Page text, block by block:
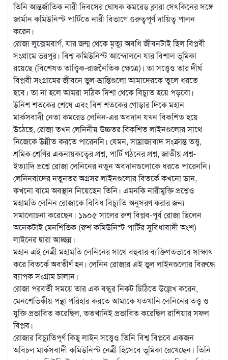
তিনি আন্তর্জাতিক নারী দিবসের ঘোষক কমরেড ক্লারা সেৎকিনের সঙ্গে
জার্মান কমিউনিস্ট পার্টিতে নারী বিভাগে গুরুত্বপূর্ণ দায়িত্ব পালন
করেন।
রোজা লুক্সেমবার্গ, যার জন্ম থেকে মৃত্যু অবধি জীবনটাই ছিল বিপ্লবী
সংগ্রামে ভরপুর। বিশ্ব কমিউনিস্ট আন্দোলনে যার বিশাল ভূমিকা
রয়েছে (বিশেষত তাত্ত্বিক-রাজনৈতিক ক্ষেত্রে)। তা সত্ত্বেও তার দীর্ঘ
বিপ্লবী সংগ্রামের জীবনে ভুল-ভ্রান্তিগুলো আমাদেরকে তুলে ধরতে
হবে। তা না হলে আমরা সঠিক দিশা থেকে বিচ্যুত হয়ে পড়বো।
উনিশ শতকের শেষে এবং বিশ শতকের গোড়ার দিকে মহান
মার্কসবাদী নেতা কমরেড লেনিন-এর অবদান যখন বিকশিত হয়ে
উঠেছে, রোজা তখন লেনিনীয় উচ্চতর বিকশিত লাইনগুলোর সাথে
নিজেকে উন্নীত করতে পারেননি। যেমন, সাম্রাজ্যবাদ সংক্রান্ত তত্ত্ব,
শ্রমিক শ্রেণির একনায়কত্বের প্রশ্ন, পার্টি গঠনের প্রশ্ন, জাতীয় প্রশ্ন-
ইত্যাদি প্রশ্নে রোজা লেনিনের নতুন অবদানগুলোকে ধরতে পারেননি।
লেনিনবাদের নতুনতর অগ্রসর লাইনগুলোর বিতর্কে কখনো ডান,
কখনো বামে অবস্থান নিয়েছেন তিনি। এমনকি নারীমুক্তি প্রশ্নেও
মহামতি লেনিন রোজাকে বিবিধ বিচ্যুতি অনুসরণ করার জন্য
সমালোচনা করেছেন। ১৯০৫ সালের রুশ বিপ্লব-পূর্ব রোজা ছিলেন
অনেকটাই মেনশিভিক (রুশ কমিউনিস্ট পার্টির সুবিধাবাদী অংশ)
লাইনের দ্বারা আচ্ছন্ন।
মহান এই নেত্রী মহামতি লেনিনের সাথে বহুবার ব্যক্তিগতভাবে সাক্ষাৎ
করে বিতর্কে অবতীর্ণ হন। লেনিন রোজার এই ভুল লাইনগুলোর বিরুদ্ধে
ব্যাপক সংগ্রাম চালান।
রোজা পরবর্তী সময়ে তার এক বন্ধুর নিকট চিঠিতে উল্লেখ করেন,
মেনশেভিকীয় পন্থা পরিহার করতে আমাকে যতখানি লেনিনের তত্ত্ব ও
যুক্তি প্রভাবিত করেছিল, ততখানিই প্রভাবিত করেছিল রাশিয়ার সফল
বিপ্লব।
রোজার বিচ্যুতিপূর্ণ কিছু লাইন সত্ত্বেও তিনি বিশ্ব বিপ্লবে একজন
অবিচল মার্কসবাদী কমিউনিস্ট নেত্রী হিসেবে ভূমিকা রেখেছেন। তিনি